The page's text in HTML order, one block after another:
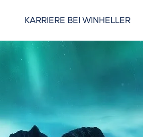
KARRIERE BEI WINHELLER